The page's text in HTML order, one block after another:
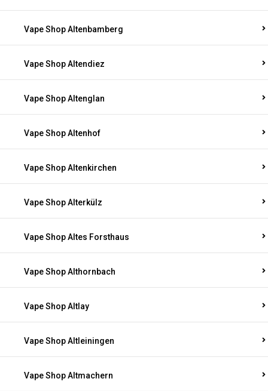
Vape Shop Altenbamberg
Vape Shop Altendiez
Vape Shop Altenglan
Vape Shop Altenhof
Vape Shop Altenkirchen
Vape Shop Alterkülz
Vape Shop Altes Forsthaus
Vape Shop Althornbach
Vape Shop Altlay
Vape Shop Altleiningen
Vape Shop Altmachern